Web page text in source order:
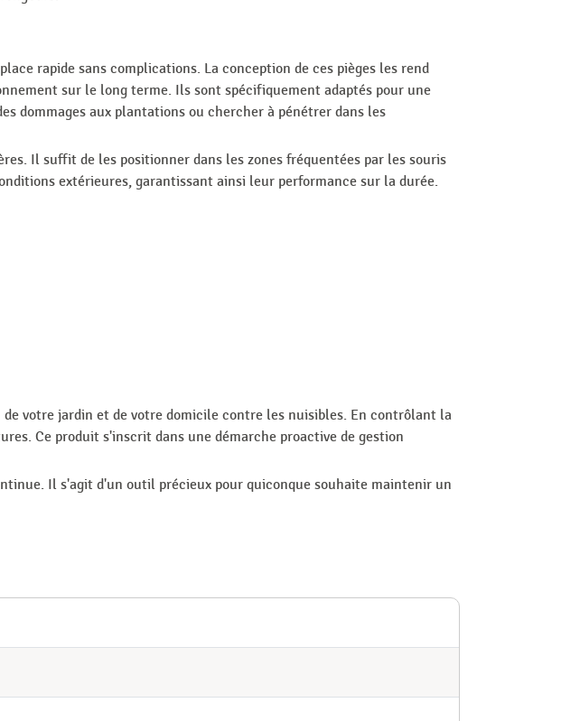
rapide sans complications. La conception de ces pièges les rend
sur le long terme. Ils sont spécifiquement adaptés pour une
dommages aux plantations ou chercher à pénétrer dans les
Il suffit de les positionner dans les zones fréquentées par les souris
extérieures, garantissant ainsi leur performance sur la durée.
votre jardin et de votre domicile contre les nuisibles. En contrôlant la
Ce produit s'inscrit dans une démarche proactive de gestion
Il s'agit d'un outil précieux pour quiconque souhaite maintenir un